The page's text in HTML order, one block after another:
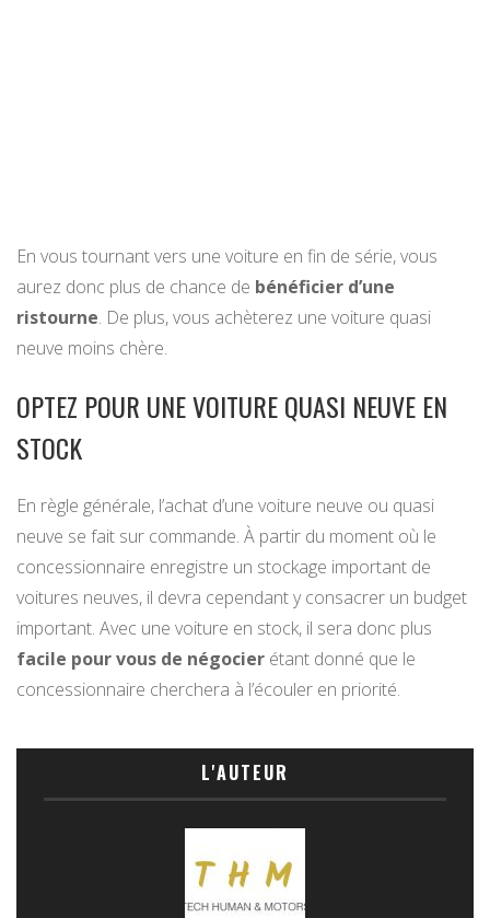
En vous tournant vers une voiture en fin de série, vous
aurez donc plus de chance de bénéficier d’une
ristourne. De plus, vous achèterez une voiture quasi
neuve moins chère.
OPTEZ POUR UNE VOITURE QUASI NEUVE EN
STOCK
En règle générale, l’achat d’une voiture neuve ou quasi
neuve se fait sur commande. À partir du moment où le
concessionnaire enregistre un stockage important de
voitures neuves, il devra cependant y consacrer un budget
important. Avec une voiture en stock, il sera donc plus
facile pour vous de négocier étant donné que le
concessionnaire cherchera à l’écouler en priorité.
L'AUTEUR